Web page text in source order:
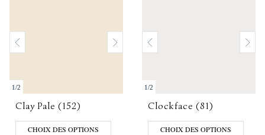
1/2
Clay Pale (152)
CHOIX DES OPTIONS
1/2
Clockface (81)
CHOIX DES OPTIONS